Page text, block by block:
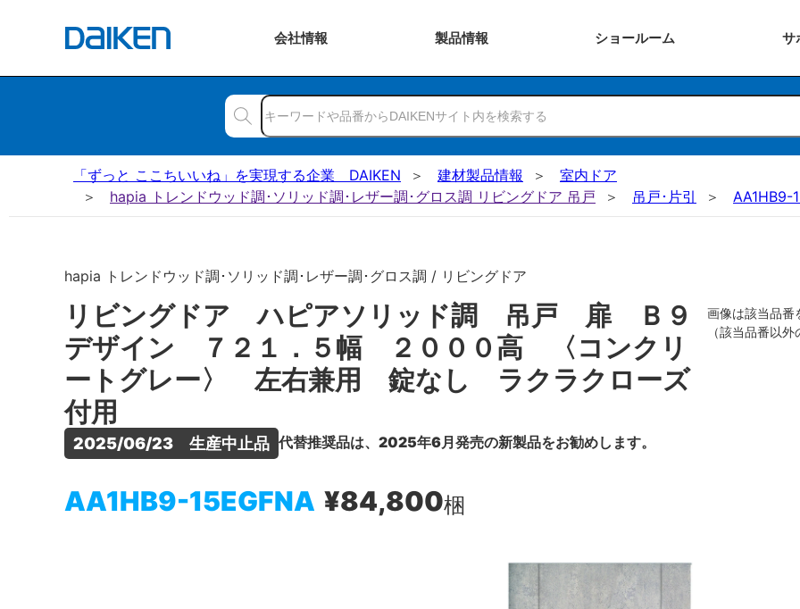
会社情報 製品情報 ショールーム サ
「ずっと ここちいいね」を実現する企業 DAIKEN 建材製品情報
室内ドア
hapia トレンドウッド調･ソリッド調･レザー調･グロス調 リビングドア 吊戸
吊戸･片引 AA1HB9-
hapia トレンドウッド調･ソリッド調･レザー調･グロス調 / リビングドア
リビングドア ハピアソリッド調 吊戸 扉 Ｂ９
デザイン ７２１．５幅 ２０００高 〈コンクリ
ートグレー〉 左右兼用 錠なし ラクラクローズ
付用
2025/06/23　生産中止品 代替推奨品は、2025年6月発売の新製品をお勧めします。
AA1HB9-15EGFNA ¥84,800梱
画像は該当品番
（該当品番以